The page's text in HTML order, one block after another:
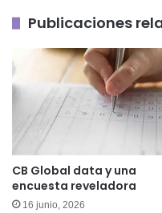
Publicaciones
CB Global data y una
encuesta reveladora
16 junio, 2026